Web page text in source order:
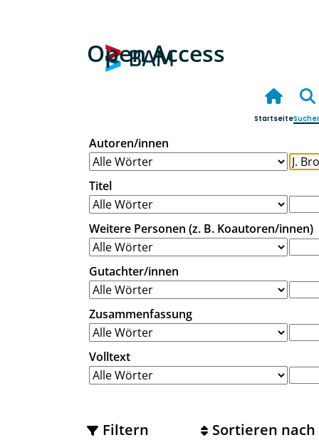
Open Access
Startseite
Autoren/innen
Titel
Weitere Personen (z. B. Koautoren/innen)
Gutachter/innen
Zusammenfassung
Volltext
Filtern Sortieren nach